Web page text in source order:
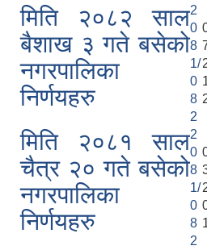
मिति २०८२ साल
बैशाख ३ गते बसेको
नगरपालिका
निर्णयहरु
2
0
8
1/
0
8
2
मिति २०८१ साल
चैत्र २० गते बसेको
नगरपालिका
निर्णयहरु
2
0
8
1/
0
8
2